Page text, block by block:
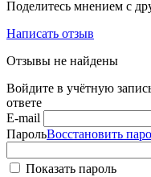
Поделитесь мнением с
Написать отзыв
Отзывы не найдены
Войдите в учётную
ответе
E-mail
ПарольВосстановить
Показать пароль